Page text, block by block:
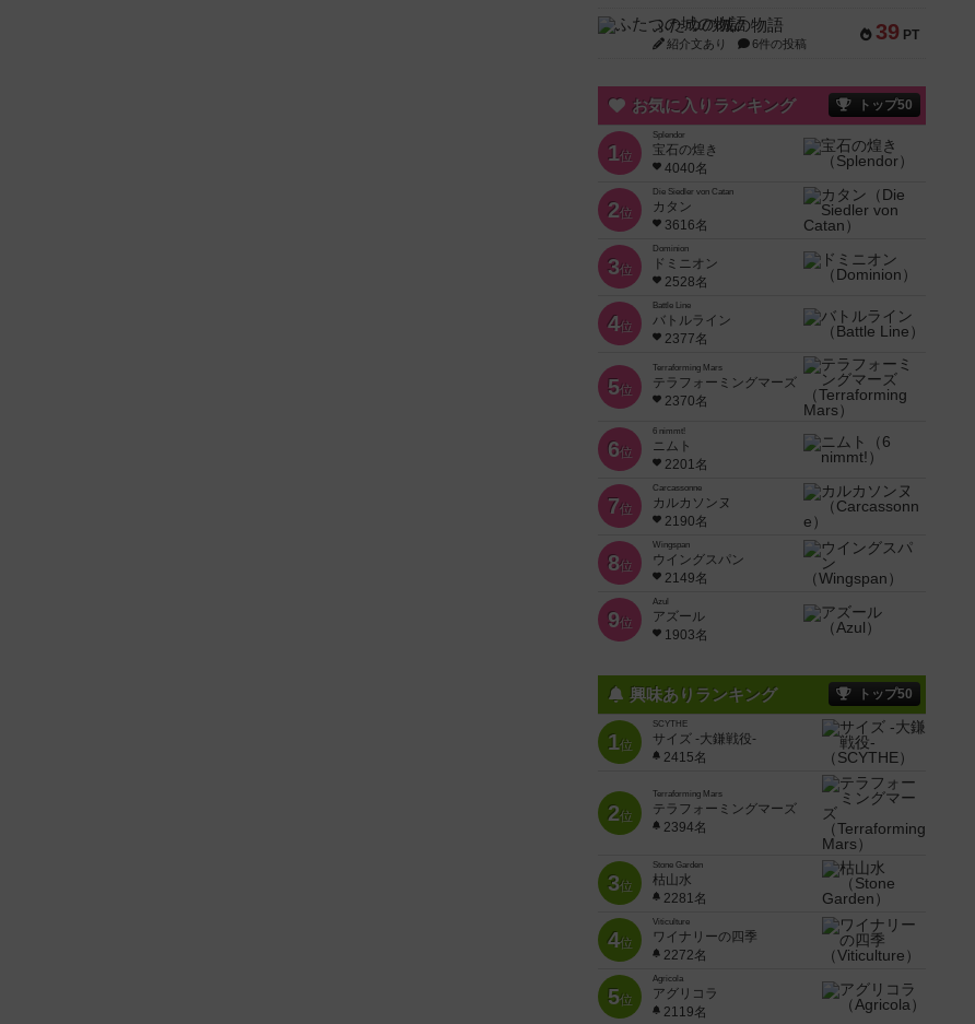
39 PT
ふたつの城の物語
紹介文あり 6件の投稿
お気に入りランキング トップ50
1位
Splendor
宝石の煌き
4040名
2位
Die Siedler von Catan
カタン
3616名
3位
Dominion
ドミニオン
2528名
4位
Battle Line
バトルライン
2377名
5位
Terraforming Mars
テラフォーミングマーズ
2370名
6位
6 nimmt!
ニムト
2201名
7位
Carcassonne
カルカソンヌ
2190名
8位
Wingspan
ウイングスパン
2149名
9位
Azul
アズール
1903名
興味ありランキング トップ50
1位
SCYTHE
サイズ -大鎌戦役-
2415名
2位
Terraforming Mars
テラフォーミングマーズ
2394名
3位
Stone Garden
枯山水
2281名
4位
Viticulture
ワイナリーの四季
2272名
5位
Agricola
アグリコラ
2119名